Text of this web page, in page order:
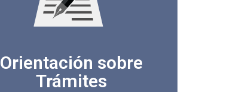
Orientación sobre
Trámites